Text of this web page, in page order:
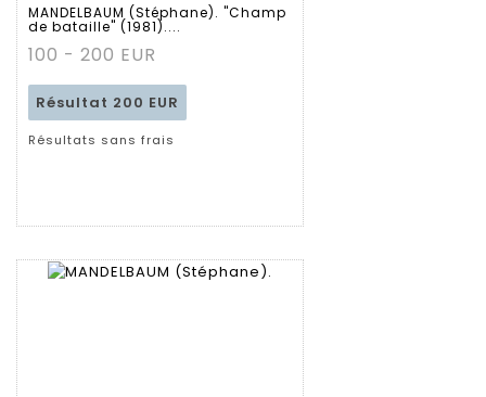
MANDELBAUM (Stéphane). "Champ
de bataille" (1981)....
100 - 200 EUR
Résultat 200 EUR
Résultats sans frais